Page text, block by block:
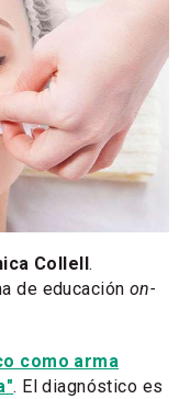
Collell​.
de educación on-
como arma
. El diagnóstico es